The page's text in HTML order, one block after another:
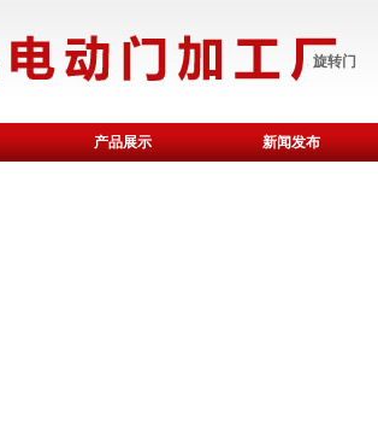
廊坊电动门，电动伸缩门，车库门，感应门，旋转门
产品展示 新闻发布